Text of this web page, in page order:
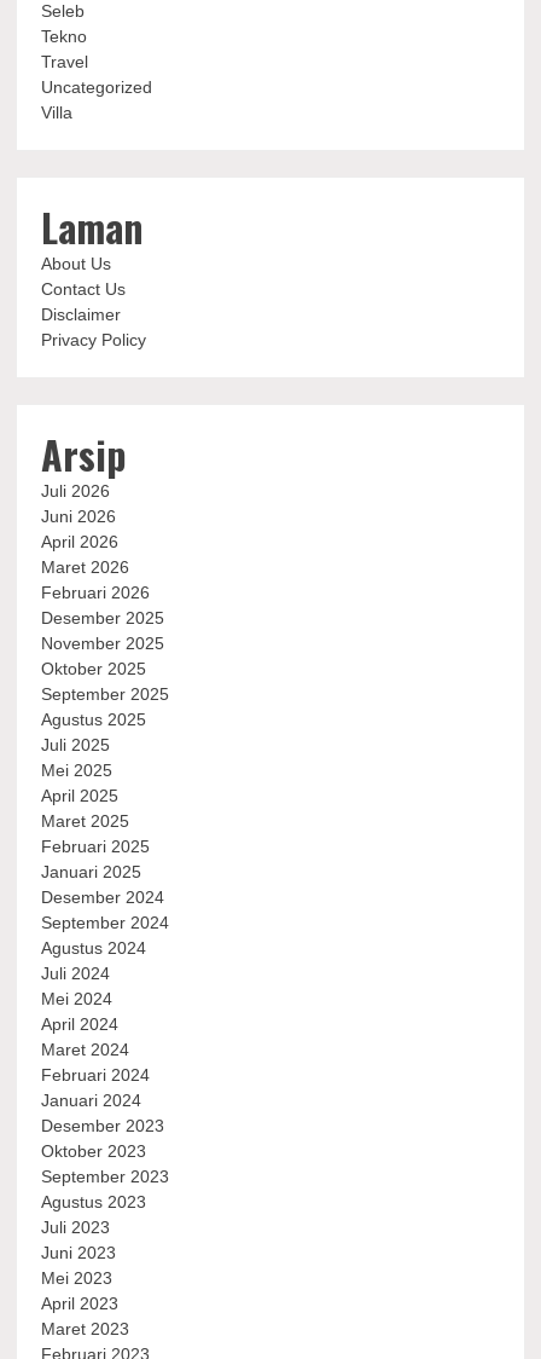
Seleb
Tekno
Travel
Uncategorized
Villa
Laman
About Us
Contact Us
Disclaimer
Privacy Policy
Arsip
Juli 2026
Juni 2026
April 2026
Maret 2026
Februari 2026
Desember 2025
November 2025
Oktober 2025
September 2025
Agustus 2025
Juli 2025
Mei 2025
April 2025
Maret 2025
Februari 2025
Januari 2025
Desember 2024
September 2024
Agustus 2024
Juli 2024
Mei 2024
April 2024
Maret 2024
Februari 2024
Januari 2024
Desember 2023
Oktober 2023
September 2023
Agustus 2023
Juli 2023
Juni 2023
Mei 2023
April 2023
Maret 2023
Februari 2023